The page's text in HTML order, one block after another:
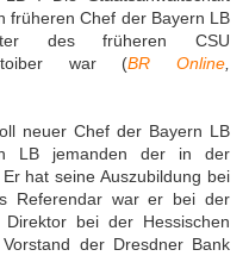
früheren Chef der Bayern LB
des früheren CSU
Stoiber war (BR Online
neuer Chef der Bayern LB
LB jemanden der in der
hat seine Auszubildung bei
Referendar war er bei der
bei der Hessischen
der Dresdner Bank